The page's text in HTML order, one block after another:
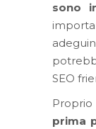
sono
SEO
Proprio
prima